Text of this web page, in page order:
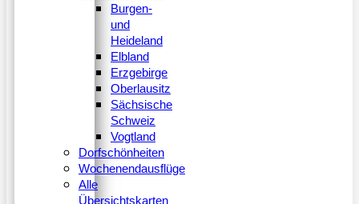
Burgen-
und
Heideland
Elbland
Erzgebirge
Oberlausitz
Sächsische
Schweiz
Vogtland
Dorfschönheiten
Wochenendausflüge
Alle
Übersichtskarten